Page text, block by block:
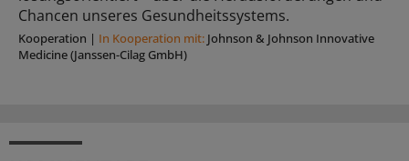
Chancen unseres Gesundheitssystems.
Kooperation | In Kooperation mit: Johnson & Johnson Innovative
Medicine (Janssen-Cilag GmbH)